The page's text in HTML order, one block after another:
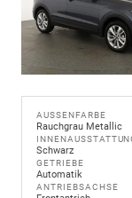
AUSSENFARBE
Rauchgrau Metallic
Schwarz
GETRIEBE
Automatik
ANTRIEBSACHSE